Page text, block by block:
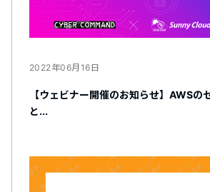
2022年06月16日
【ウェビナー開催のお知らせ】AWSの
と...